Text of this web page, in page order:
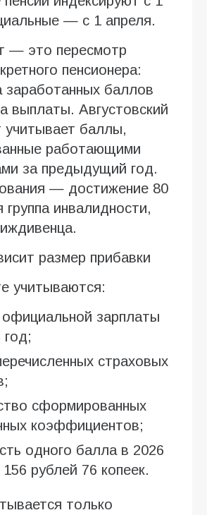
— с 1 апреля.
— это пересмотр
пенсионера:
заработанных баллов
выплаты. Августовский
учитывает баллы,
работающими
за предыдущий год.
— достижение 80
группа инвалидности,
размер прибавки
учитываются:
зарплаты
год;
страховых
сформированных
коэффициентов;
одного балла в 2026
рублей 76 копеек.
только